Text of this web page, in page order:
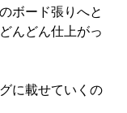
ボード張りへと
んどん仕上がっ
に載せていくの